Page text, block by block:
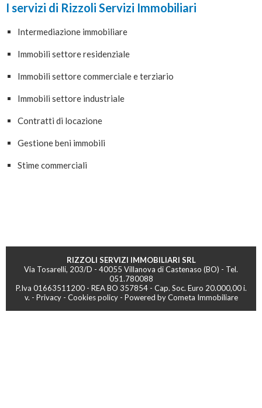
I servizi di Rizzoli Servizi Immobiliari
Intermediazione immobiliare
Immobili settore residenziale
Immobili settore commerciale e terziario
Immobili settore industriale
Contratti di locazione
Gestione beni immobili
Stime commerciali
RIZZOLI SERVIZI IMMOBILIARI SRL
Via Tosarelli, 203/D - 40055 Villanova di Castenaso (BO) - Tel.
051.780088
P.Iva 01663511200 - REA BO 357854 - Cap. Soc. Euro 20.000,00 i.
v. - Privacy- Cookies policy- Powered by Cometa Immobiliare